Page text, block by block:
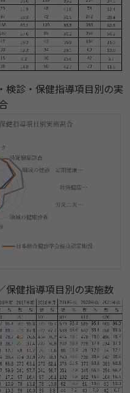
検診・保健指導項目別の実
保健指導項目別の実施数